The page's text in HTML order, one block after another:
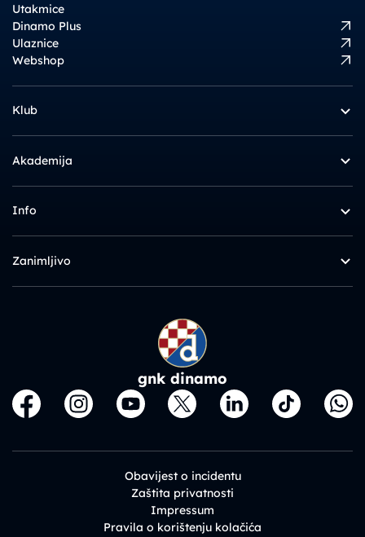
Utakmice
Dinamo Plus
Ulaznice
Webshop
Klub
Akademija
Info
Zanimljivo
gnk dinamo
Obavijest o incidentu
Zaštita privatnosti
Impressum
Pravila o korištenju kolačića